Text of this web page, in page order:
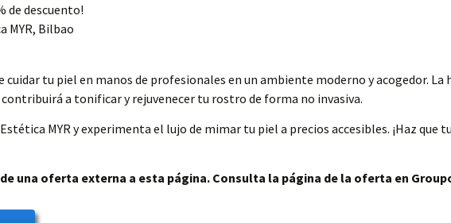
de descuento!
MYR, Bilbao
cuidar tu piel en manos de profesionales en un ambiente moderno y acogedor.
a tonificar y rejuvenecer tu rostro de forma no invasiva.
MYR y experimenta el lujo de mimar tu piel a precios accesibles. ¡Haz
una oferta externa a esta página. Consulta la página de la oferta en